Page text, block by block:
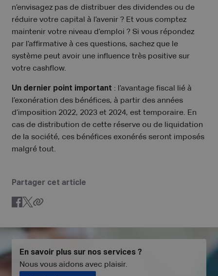
n’envisagez pas de distribuer des dividendes ou de
réduire votre capital à l’avenir ? Et vous comptez
maintenir votre niveau d’emploi ? Si vous répondez
par l’affirmative à ces questions, sachez que le
système peut avoir une influence très positive sur
votre cashflow.
Un dernier point important : l’avantage fiscal lié à
l’exonération des bénéfices, à partir des années
d’imposition 2022, 2023 et 2024, est temporaire. En
cas de distribution de cette réserve ou de liquidation
de la société, ces bénéfices exonérés seront imposés
malgré tout.
Partager cet article
En savoir plus sur nos services ?
Nous vous aidons avec plaisir.